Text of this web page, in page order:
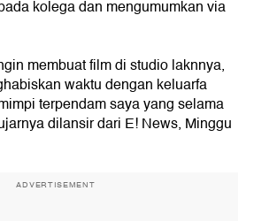
kolega dan mengumumkan via
membuat film di studio laknnya,
waktu dengan keluarfa
terpendam saya yang selama
dilansir dari E! News, Minggu
ADVERTISEMENT